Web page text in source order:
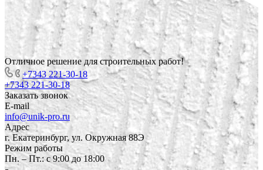
Отличное решение для строительных работ!
+7343 221-30-18
+7343 221-30-18
Заказать звонок
E-mail
info@unik-pro.ru
Адрес
г. Екатеринбург, ул. Окружная 88Э
Режим работы
Пн. – Пт.: с 9:00 до 18:00